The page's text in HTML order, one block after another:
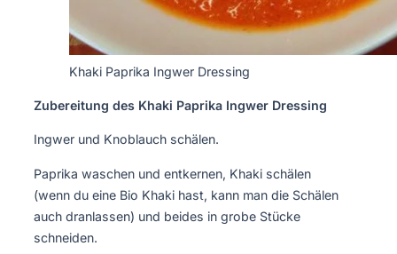
Khaki Paprika Ingwer Dressing
Zubereitung des Khaki Paprika Ingwer Dressing
Ingwer und Knoblauch schälen.
Paprika waschen und entkernen, Khaki schälen
(wenn du eine Bio Khaki hast, kann man die Schälen
auch dranlassen) und beides in grobe Stücke
schneiden.